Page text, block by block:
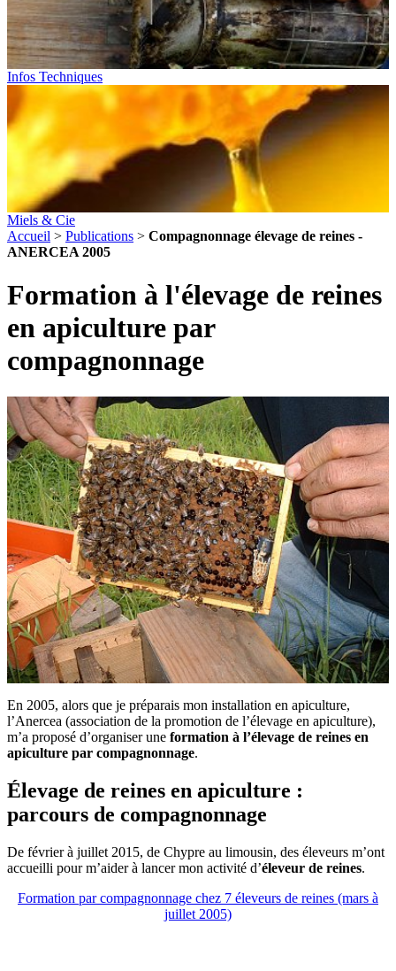
Infos Techniques
Miels & Cie
Accueil > Publications > Compagnonnage élevage de reines -
ANERCEA 2005
Formation à l'élevage de reines
en apiculture par
compagnonnage
En 2005, alors que je préparais mon installation en apiculture,
l’Anercea (association de la promotion de l’élevage en apiculture),
m’a proposé d’organiser une formation à l’élevage de reines en
apiculture par compagnonnage.
Élevage de reines en apiculture :
parcours de compagnonnage
De février à juillet 2015, de Chypre au limousin, des éleveurs m’ont
accueilli pour m’aider à lancer mon activité d’éleveur de reines.
Formation par compagnonnage chez 7 éleveurs de reines (mars à
juillet 2005)